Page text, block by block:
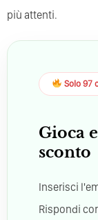
più attenti.
Solo 97
Gioca
sconto
Inserisci
Rispondi